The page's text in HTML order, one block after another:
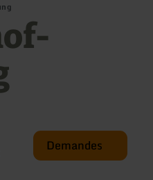
Demandes